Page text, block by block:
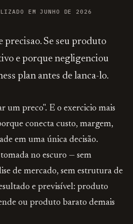
EM JUNHO DE 2026
precisao. Se seu produto
e porque negligenciou
plan antes de lanca-lo.
um preco". E o exercicio mais
conecta custo, margem,
em uma única decisão.
no escuro — sem
de mercado, sem estrutura de
e previsível: produto
ou produto barato demais